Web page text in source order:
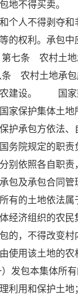
地不得买卖。
人不得剥夺和
的权利。承包
条 农村土地承
村土地承包应
建设。 国家鼓
护集体土地所
护承包方依法
务院规定的职
别依照各自职
承包及承包
的土地依法属
经济组织的农
的，不得改变
由使用该土地的
包本集体所有
理利用和保护